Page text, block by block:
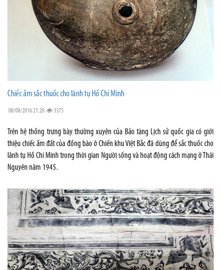
Chiếc ấm sắc thuốc cho lãnh tụ Hồ Chí Minh
08/08/2016 21:20 3375
Trên hệ thống trưng bày thường xuyên của Bảo tàng Lịch sử quốc gia có giới
thiệu chiếc ấm đất của đồng bào ở Chiến khu Việt Bắc đã dùng để sắc thuốc cho
lãnh tụ Hồ Chí Minh trong thời gian Người sống và hoạt động cách mạng ở Thái
Nguyên năm 1945.